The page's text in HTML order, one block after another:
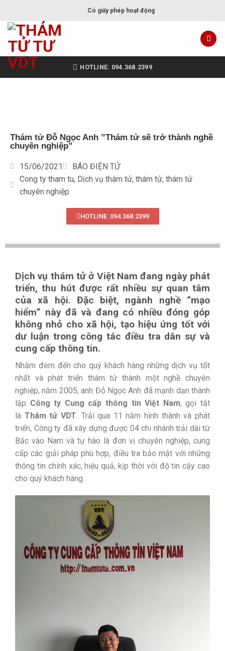
Có giấy phép hoạt động
HOTLINE: 094.368.2399
Thám tử Đỗ Ngọc Anh ”Thám tử sẽ trở thành nghề
chuyên nghiệp”
15/06/2021
BÁO ĐIỆN TỬ
Cong ty tham tu, Dịch vụ thám tử, thám tử, thám tử
chuyên nghiệp
HOTLINE: 094.368.2399
Dịch vụ thám tử ở Việt Nam đang ngày phát
triển, thu hút được rất nhiều sự quan tâm
của xã hội. Đặc biệt, ngành nghề “mạo
hiểm” này đã và đang có nhiều đóng góp
không nhỏ cho xã hội, tạo hiệu ứng tốt với
dư luận trong công tác điều tra dân sự và
cung cấp thông tin.
Nhằm đem đến cho quý khách hàng những dịch vụ tốt
nhất và phát triển thám tử thành một nghề chuyên
nghiệp, năm 2005, anh Đỗ Ngọc Anh đã mạnh dạn thành
lập Công ty Cung cấp thông tin Việt Nam, gọi tắt
là Thám tử VDT. Trải qua 11 năm hình thành và phát
triển, Công ty đã xây dựng được 04 chi nhánh trải dài từ
Bắc vào Nam và tự hào là đơn vị chuyên nghiệp, cung
cấp các giải pháp phù hợp, điều tra bảo mật với những
thông tin chính xác, hiệu quả, kịp thời với độ tin cậy cao
cho quý khách hàng.